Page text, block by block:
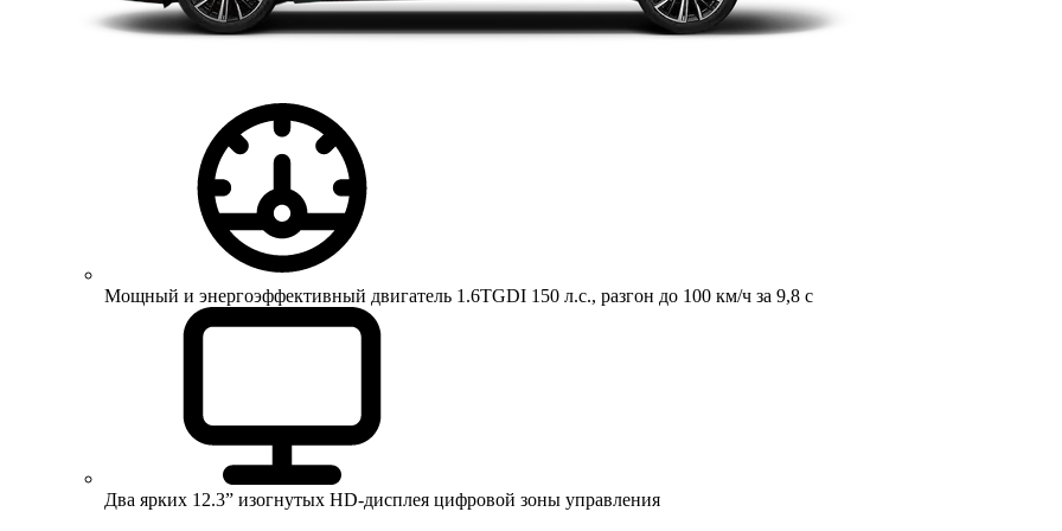
Мощный и энергоэффективный двигатель 1.6TGDI 150 л.с., разгон до 100 км/ч за 9,8 с
Два ярких 12.3” изогнутых HD-дисплея цифровой зоны управления